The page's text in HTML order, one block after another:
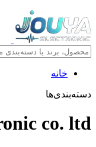
خانه
دسته‌بندی‌ها
co. ltd